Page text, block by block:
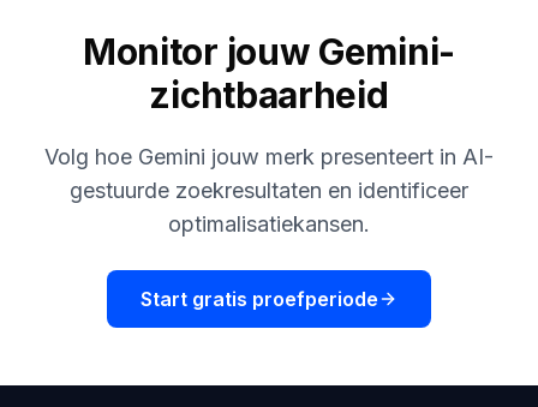
Monitor jouw Gemini-
zichtbaarheid
Volg hoe Gemini jouw merk presenteert in AI-
gestuurde zoekresultaten en identificeer
optimalisatiekansen.
Start gratis proefperiode